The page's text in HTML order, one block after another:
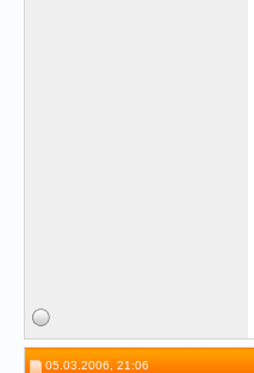
05.03.2006, 21:06